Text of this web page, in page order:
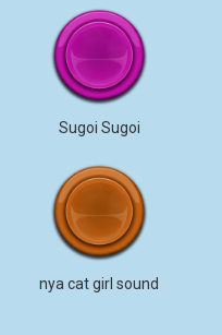
Sugoi Sugoi
nya cat girl sound